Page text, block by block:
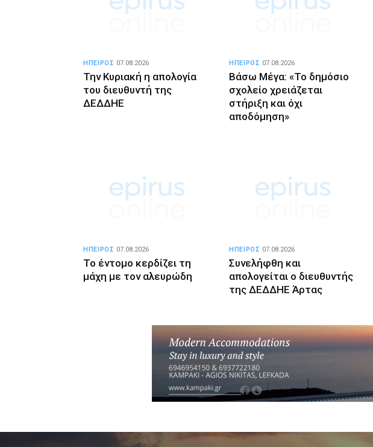
Την Κυριακή η απολογία
του διευθυντή της
ΔΕΔΔΗΕ
ΗΠΕΙΡΟΣ 07.08.2026
Βάσω Μέγα: «Το δημόσιο
σχολείο χρειάζεται
στήριξη και όχι
αποδόμηση»
ΗΠΕΙΡΟΣ 07.08.2026
Το έντομο κερδίζει τη
μάχη με τον αλευρώδη
ΗΠΕΙΡΟΣ 07.08.2026
Συνελήφθη και
απολογείται ο διευθυντής
της ΔΕΔΔΗΕ Άρτας
ΗΠΕΙΡΟΣ 07.08.2026